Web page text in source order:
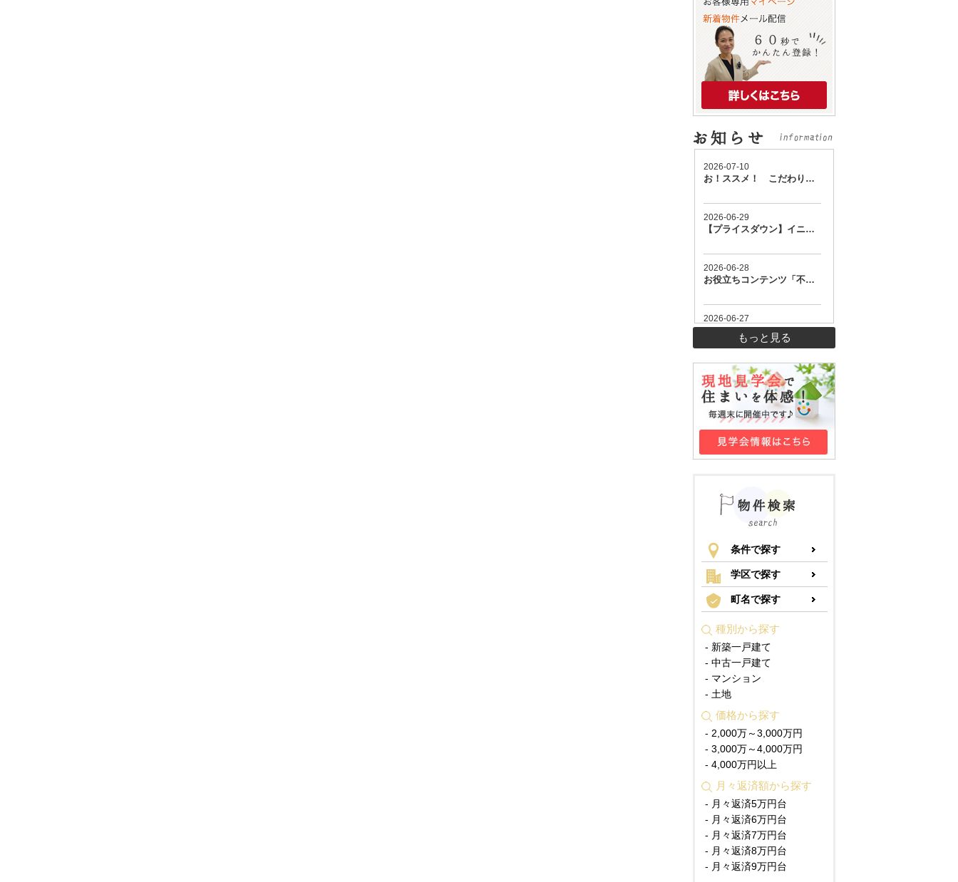
もっと見る
条件で探す
学区で探す
町名で探す
種別から探す
- 新築一戸建て
- 中古一戸建て
- マンション
- 土地
価格から探す
- 2,000万～3,000万円
- 3,000万～4,000万円
- 4,000万円以上
月々返済額から探す
- 月々返済5万円台
- 月々返済6万円台
- 月々返済7万円台
- 月々返済8万円台
- 月々返済9万円台